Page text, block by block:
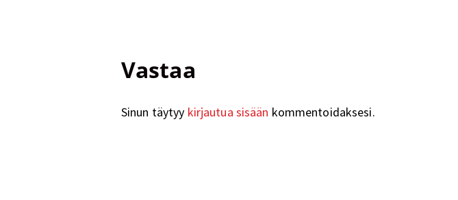
Vastaa
Sinun täytyy kirjautua sisään kommentoidaksesi.